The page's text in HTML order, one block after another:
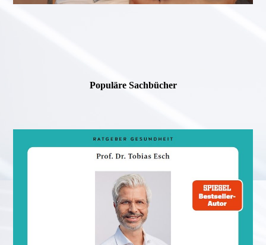
Populäre Sachbücher